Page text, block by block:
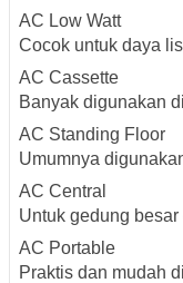
AC Low Watt
Cocok untuk daya
AC Cassette
Banyak digunakan
AC Standing Floor
Umumnya
AC Central
Untuk gedung
AC Portable
Praktis dan mudah